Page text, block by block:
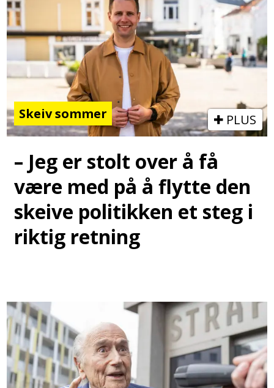
Skeiv sommer PLUS
– Jeg er stolt over å få
være med på å flytte den
skeive politikken et steg i
riktig retning